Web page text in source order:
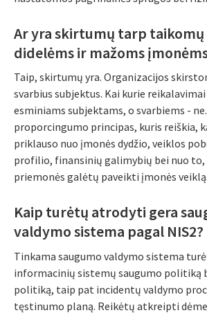
Ar yra skirtumų tarp
didelėms ir mažoms
Taip, skirtumų yra. Organizacijos
svarbius subjektus. Kai kurie
esminiams subjektams, o svarbiems -
proporcingumo principas, kuris reiškia,
priklauso nuo įmonės dydžio, veiklos
profilio, finansinių galimybių bei nuo to,
priemonės galėtų paveikti įmonės veiklą.
Kaip turėtų atrodyti gera
valdymo sistema pagal NIS2?
Tinkama saugumo valdymo sistema
informacinių sistemų saugumo politiką
politiką, taip pat incidentų valdymo
tęstinumo planą. Reikėtų atkreipti